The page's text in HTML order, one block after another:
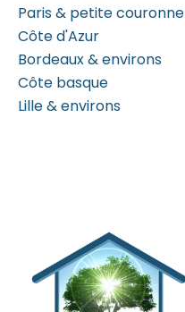
Paris & petite couronne
Côte d'Azur
Bordeaux & environs
Côte basque
Lille & environs